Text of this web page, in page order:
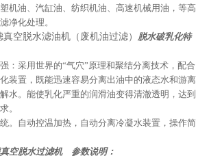
机油、汽缸油、纺织机油、高速机械用油，等高
净化处理。
空脱水滤油机（废机油过滤） 脱水破乳化特
：采用世界的“气穴”原理和聚结分离技术，配合
装置，既能迅速容易分离出油中的液态水和游离
水。能使乳化严重的润滑油变得清澈透明，达到
。
。自动控温加热，自动分离冷凝水装置，操作简
空脱水过滤机 参数说明：